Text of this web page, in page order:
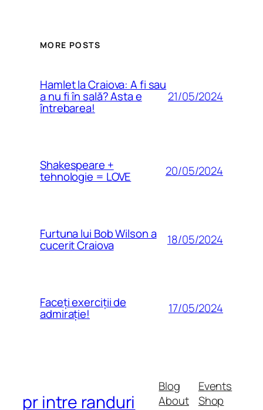
MORE POSTS
Hamlet la Craiova: A fi sau
a nu fi în sală? Asta e
întrebarea!
21/05/2024
Shakespeare +
tehnologie = LOVE 20/05/2024
Furtuna lui Bob Wilson a
cucerit Craiova 18/05/2024
Faceți exerciții de
admirație! 17/05/2024
pr intre randuri
Blog
About
Events
Shop